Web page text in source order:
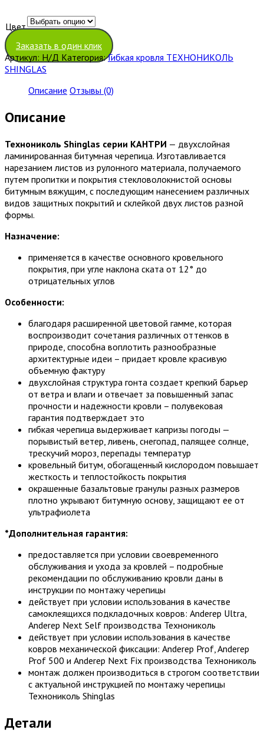
Цвет
Очистить
Заказать в один клик
Артикул: Н/Д Категория:Гибкая кровля ТЕХНОНИКОЛЬ
SHINGLAS
Описание Отзывы (0)
Описание
Технониколь Shinglas серии КАНТРИ — двухслойная
ламинированная битумная черепица. Изготавливается
нарезанием листов из рулонного материала, получаемого
путем пропитки и покрытия стекловолокнистой основы
битумным вяжущим, с последующим нанесением различных
видов защитных покрытий и склейкой двух листов разной
формы.
Назначение:
применяется в качестве основного кровельного
покрытия, при угле наклона ската от 12° до
отрицательных углов
Особенности:
благодаря расширенной цветовой гамме, которая
воспроизводит сочетания различных оттенков в
природе, способна воплотить разнообразные
архитектурные идеи – придает кровле красивую
объемную фактуру
двухслойная структура гонта создает крепкий барьер
от ветра и влаги и отвечает за повышенный запас
прочности и надежности кровли – полувековая
гарантия подтверждает это
гибкая черепица выдерживает капризы погоды —
порывистый ветер, ливень, снегопад, палящее солнце,
трескучий мороз, перепады температур
кровельный битум, обогащенный кислородом повышает
жесткость и теплостойкость покрытия
окрашенные базальтовые гранулы разных размеров
плотно укрывают битумную основу, защищают ее от
ультрафиолета
*Дополнительная гарантия:
предоставляется при условии своевременного
обслуживания и ухода за кровлей – подробные
рекомендации по обслуживанию кровли даны в
инструкции по монтажу черепицы
действует при условии использования в качестве
самоклеящихся подкладочных ковров: Anderep Ultra,
Anderep Next Self производства Технониколь
действует при условии использования в качестве
ковров механической фиксации: Anderep Prof, Anderep
Prof 500 и Anderep Next Fix производства Технониколь
монтаж должен производиться в строгом соответствии
с актуальной инструкцией по монтажу черепицы
Технониколь Shinglas
Детали